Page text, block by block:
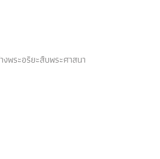
พระอริยะสืบพระศาสนา